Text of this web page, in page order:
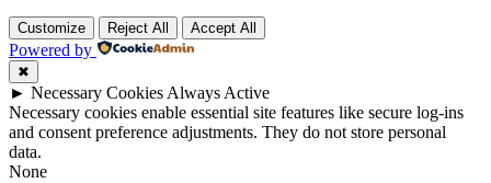
Customize Reject All Accept All
Powered by
✖
► Necessary Cookies Always Active
Necessary cookies enable essential site features like secure log-ins
and consent preference adjustments. They do not store personal
data.
None